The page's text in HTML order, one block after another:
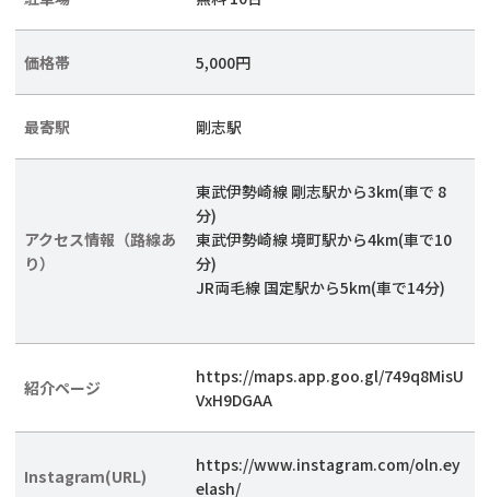
価格帯 5,000円
最寄駅 剛志駅
アクセス情報（路線あ
り）
東武伊勢崎線 剛志駅から3km(車で 8
分)
東武伊勢崎線 境町駅から4km(車で10
分)
JR両毛線 国定駅から5km(車で14分)
紹介ページ
https://maps.app.goo.gl/749q8MisU
VxH9DGAA
Instagram(URL)
https://www.instagram.com/oln.ey
elash/